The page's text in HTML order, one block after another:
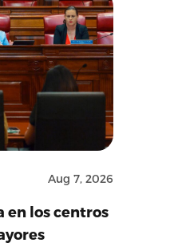
Aug 7, 2026
en los centros